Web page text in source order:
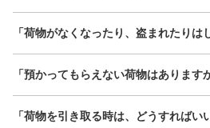
お店で荷物の写
好立地 / 好条件店舗
「荷物がなくなったり、盗まれたりは
「預かってもらえない荷物はあります
「荷物を引き取る時は、どうすればい